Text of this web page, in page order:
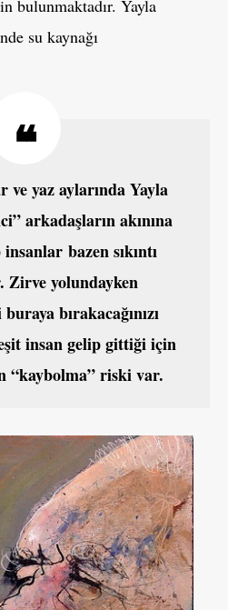
bulunmaktadır. Yayla
su kaynağı
yaz aylarında Yayla
arkadaşların akınına
bazen sıkıntı
Zirve yolundayken
bırakacağınızı
insan gelip gittiği için
“kaybolma” riski var.